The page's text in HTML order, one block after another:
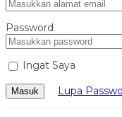
Password
Ingat Saya
Masuk Lupa